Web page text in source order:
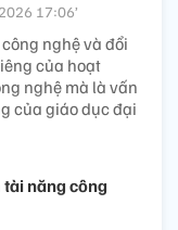
17:06’
nghệ và đổi
của hoạt
nghệ mà là vấn
của giáo dục đại
năng công